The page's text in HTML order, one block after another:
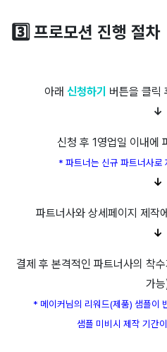
3️⃣ 프로모션 진행 절차
아래 신청하기 버튼을 클릭
↓
신청 후 1영업일 이내에
* 파트너는 신규 파트너사로
↓
파트너사와 상세페이지 제작
↓
결제 후 본격적인 파트너사의 착
가
* 메이커님의 리워드(제품) 샘플이
샘플 미비시 제작 기간